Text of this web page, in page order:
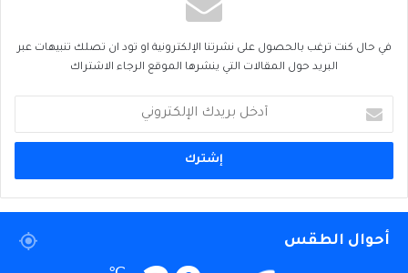
في حال كنت ترغب بالحصول على نشرتنا الإلكترونية او تود ان تصلك تنبيهات عبر
البريد حول المقالات التي ينشرها الموقع الرجاء الاشتراك
بريدك
الإلكتروني
أحوال الطقس